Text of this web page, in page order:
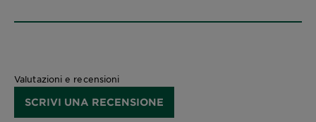
Valutazioni e recensioni
SCRIVI UNA RECENSIONE